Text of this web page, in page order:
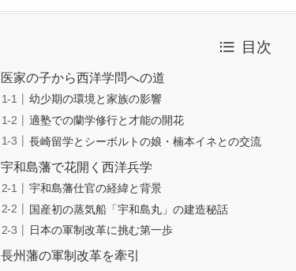
目次
医家の子から西洋学問への道
幼少期の環境と家族の影響
適塾での蘭学修行と才能の開花
長崎留学とシーボルトの娘・楠本イネとの交流
宇和島藩で花開く西洋兵学
宇和島藩仕官の経緯と背景
国産初の蒸気船「宇和島丸」の建造秘話
日本の軍制改革に挑む第一歩
長州藩の軍制改革を牽引